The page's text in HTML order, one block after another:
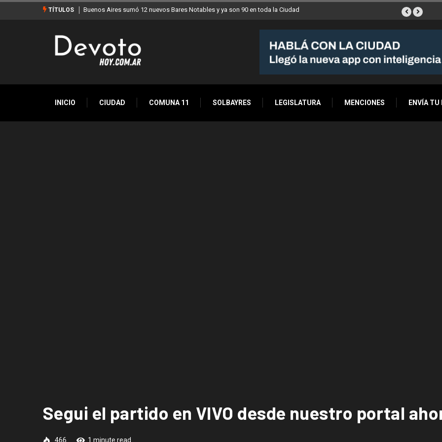
TÍTULOS
Aires sumó 12 nuevos Bares Notables y ya son 90 en toda la CiudadLos stands móviles de la Ciudad llegan esta semana a Villa Devoto
INICIO CIUDAD COMUNA 11 SOLBAYRES LEGISLATURA MENCIONES ENVÍA TU
Segui el partido en VIVO desde nuestro portal
466 1 minute read